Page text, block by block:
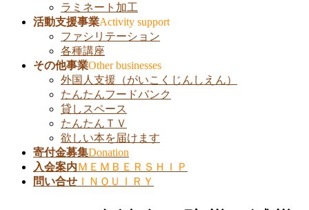
ラミネート加工
活動支援事業Activity support
ファシリテーション
各種講座
その他事業Other businesses
外国人支援（がいこくじんしえん）
たんたんフードバンク
貸しスペース
たんたんＴＶ
欲しい本を届けます
寄付金募集Donation
入会案内ＭＥＭＢＥＲＳＨＩＰ
問い合せ ＩＮＱＵＩＲＹ